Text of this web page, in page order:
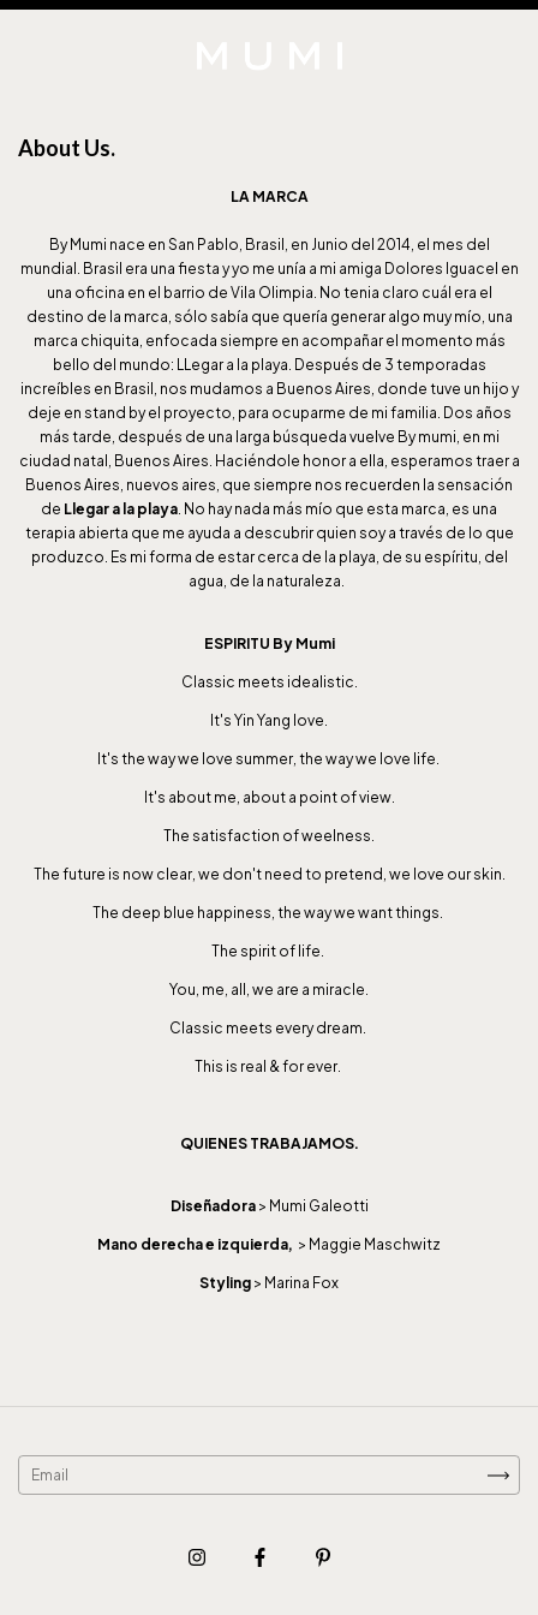
About Us.
LA MARCA
By Mumi nace en San Pablo, Brasil, en Junio del 2014, el mes del
mundial. Brasil era una fiesta y yo me unía a mi amiga Dolores Iguacel en
una oficina en el barrio de Vila Olimpia. No tenia claro cuál era el
destino de la marca, sólo sabía que quería generar algo muy mío, una
marca chiquita, enfocada siempre en acompañar el momento más
bello del mundo: LLegar a la playa. Después de 3 temporadas
increíbles en Brasil, nos mudamos a Buenos Aires, donde tuve un hijo y
deje en stand by el proyecto, para ocuparme de mi familia. Dos años
más tarde, después de una larga búsqueda vuelve By mumi, en mi
ciudad natal, Buenos Aires. Haciéndole honor a ella, esperamos traer a
Buenos Aires, nuevos aires, que siempre nos recuerden la sensación
de Llegar a la playa. No hay nada más mío que esta marca, es una
terapia abierta que me ayuda a descubrir quien soy a través de lo que
produzco. Es mi forma de estar cerca de la playa, de su espíritu, del
agua, de la naturaleza.
ESPIRITU By Mumi
Classic meets idealistic.
It's Yin Yang love.
It's the way we love summer, the way we love life.
It's about me, about a point of view.
The satisfaction of weelness.
The future is now clear, we don't need to pretend, we love our skin.
The deep blue happiness, the way we want things.
The spirit of life.
You, me, all, we are a miracle.
Classic meets every dream.
This is real & for ever.
QUIENES TRABAJAMOS.
Diseñadora> Mumi Galeotti
Mano derecha e izquierda, > Maggie Maschwitz
Styling > Marina Fox